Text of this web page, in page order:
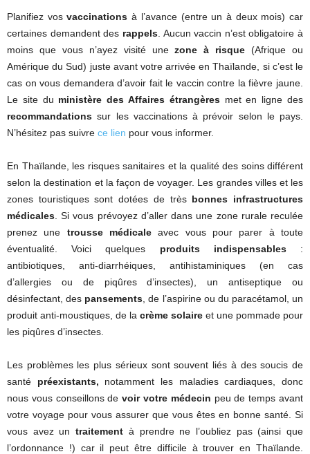
Planifiez vosvaccinations à l’avance (entre un à deux mois) car
certaines demandent des rappels. Aucun vaccin n’est obligatoire à
moins que vous n’ayez visité unezone à risque (Afrique ou
Amérique du Sud) juste avant votre arrivée en Thaïlande, si c’est le
cas on vous demandera d’avoir fait le vaccin contre la fièvre jaune.
Le site du ministère des Affaires étrangèresmet en ligne des
recommandations sur les vaccinations à prévoir selon le pays.
N’hésitez pas suivre ce lien pour vous informer.
En Thaïlande, les risques sanitaires et la qualité des soins différent
selon la destination et la façon de voyager. Les grandes villes et les
zones touristiques sont dotées de très bonnes infrastructures
médicales . Si vous prévoyez d’aller dans une zone rurale reculée
prenez une trousse médicale avec vous pour parer à toute
éventualité. Voici quelques produits indispensables:
antibiotiques, anti-diarrhéiques, antihistaminiques (en cas
d’allergies ou de piqûres d’insectes), un antiseptique ou
désinfectant, des pansements , de l’aspirine ou du paracétamol, un
produit anti-moustiques, de la crème solaire et une pommade pour
les piqûres d’insectes.
Les problèmes les plus sérieux sont souvent liés à des soucis de
santé préexistants, notamment les maladies cardiaques, donc
nous vous conseillons devoir votre médecin peu de temps avant
votre voyage pour vous assurer que vous êtes en bonne santé. Si
vous avez untraitement à prendre ne l’oubliez pas (ainsi que
l’ordonnance !) car il peut être difficile à trouver en Thaïlande.